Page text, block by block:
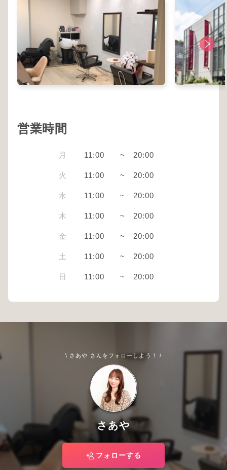
営業時間
月 11:00 ~ 20:00
火 11:00 ~ 20:00
水 11:00 ~ 20:00
木 11:00 ~ 20:00
金 11:00 ~ 20:00
土 11:00 ~ 20:00
日 11:00 ~ 20:00
\ さあや さんをフォローしよう！ /
さあや
フォローする